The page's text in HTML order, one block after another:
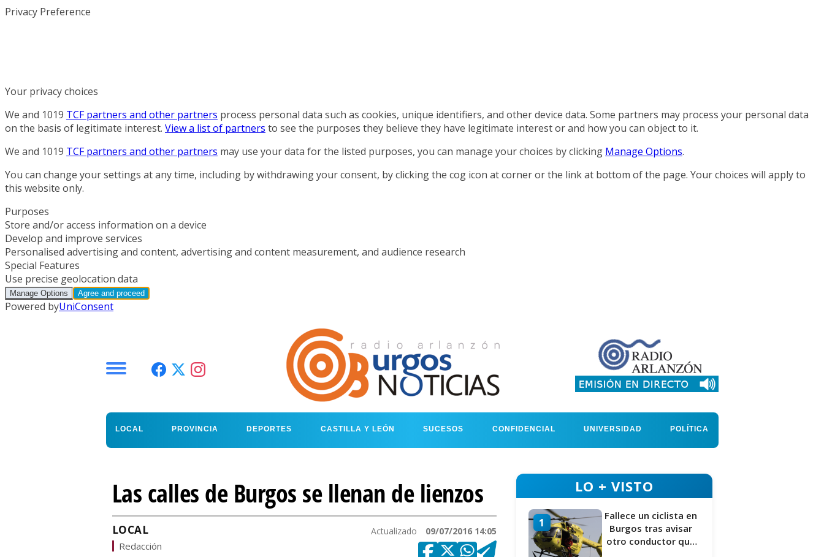
LOCAL PROVINCIA DEPORTES CASTILLA Y LEÓN SUCESOS CONFIDENCIAL UNIVERSIDAD POLÍTICA
Las calles de Burgos se llenan de lienzos
LOCAL Actualizado 09/07/2016 14:05
Redacción
LO + VISTO
1
Fallece un ciclista en
Burgos tras avisar
otro conductor que